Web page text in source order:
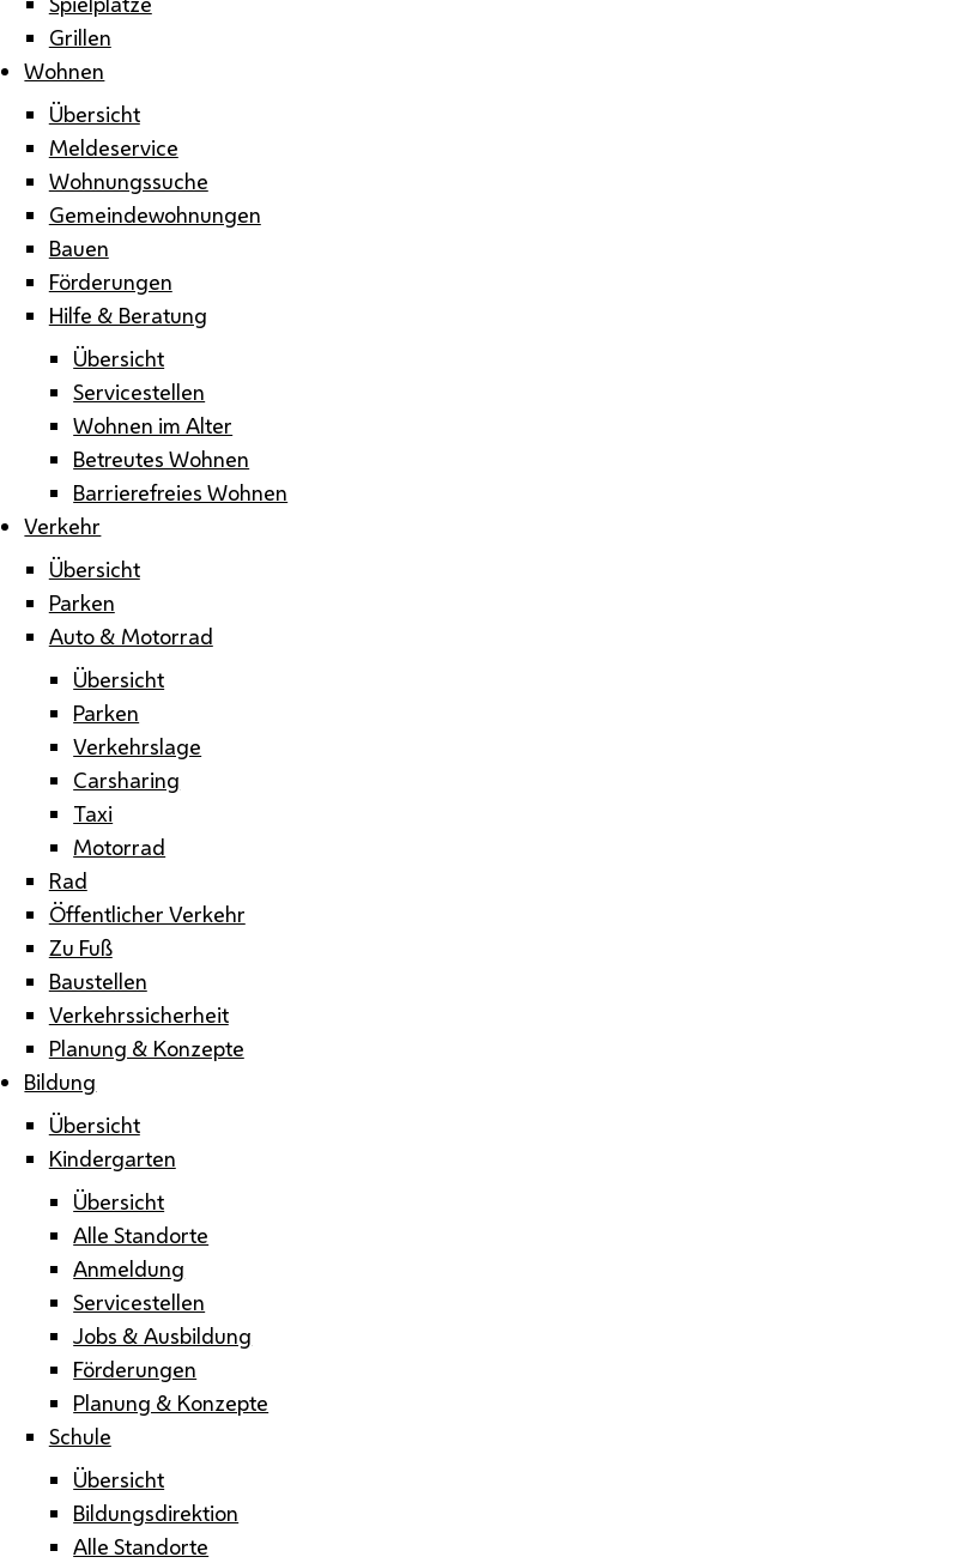
Grillen
Wohnen
Übersicht
Meldeservice
Wohnungssuche
Gemeindewohnungen
Bauen
Förderungen
Hilfe & Beratung
Übersicht
Servicestellen
Wohnen im Alter
Betreutes Wohnen
Barrierefreies Wohnen
Verkehr
Übersicht
Parken
Auto & Motorrad
Übersicht
Parken
Verkehrslage
Carsharing
Taxi
Motorrad
Rad
Öffentlicher Verkehr
Zu Fuß
Baustellen
Verkehrssicherheit
Planung & Konzepte
Bildung
Übersicht
Kindergarten
Übersicht
Alle Standorte
Anmeldung
Servicestellen
Jobs & Ausbildung
Förderungen
Planung & Konzepte
Schule
Übersicht
Bildungsdirektion
Alle Standorte